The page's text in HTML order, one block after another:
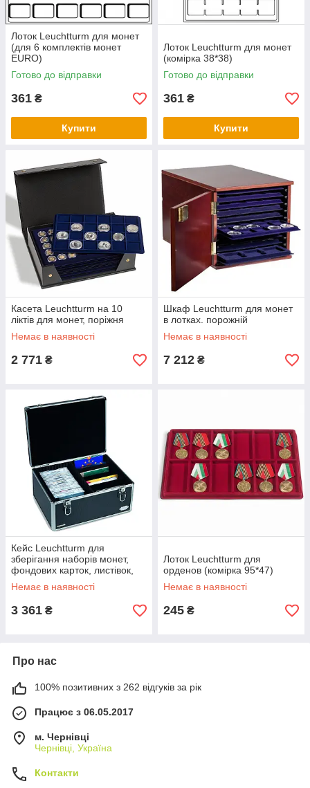
Лоток Leuchtturm для монет
(для 6 комплектів монет
EURO)
Готово до відправки
361 ₴
Купити
Лоток Leuchtturm для монет
(комірка 38*38)
Готово до відправки
361 ₴
Купити
Касета Leuchtturm на 10
ліктів для монет, поріжня
Немає в наявності
2 771 ₴
Шкаф Leuchtturm для монет
в лотках. порожній
Немає в наявності
7 212 ₴
Кейс Leuchtturm для
зберігання наборів монет,
фондових карток, листівок,
конвертів, чорний
Немає в наявності
3 361 ₴
Лоток Leuchtturm для
орденов (комірка 95*47)
Немає в наявності
245 ₴
Про нас
100% позитивних з 262 відгуків за рік
Працює з 06.05.2017
м. Чернівці
Чернівці, Україна
Контакти